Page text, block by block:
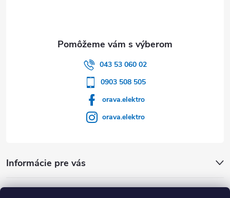
043 53 060 02
0903 508 505
orava.elektro
orava.elektro
Informácie pre vás